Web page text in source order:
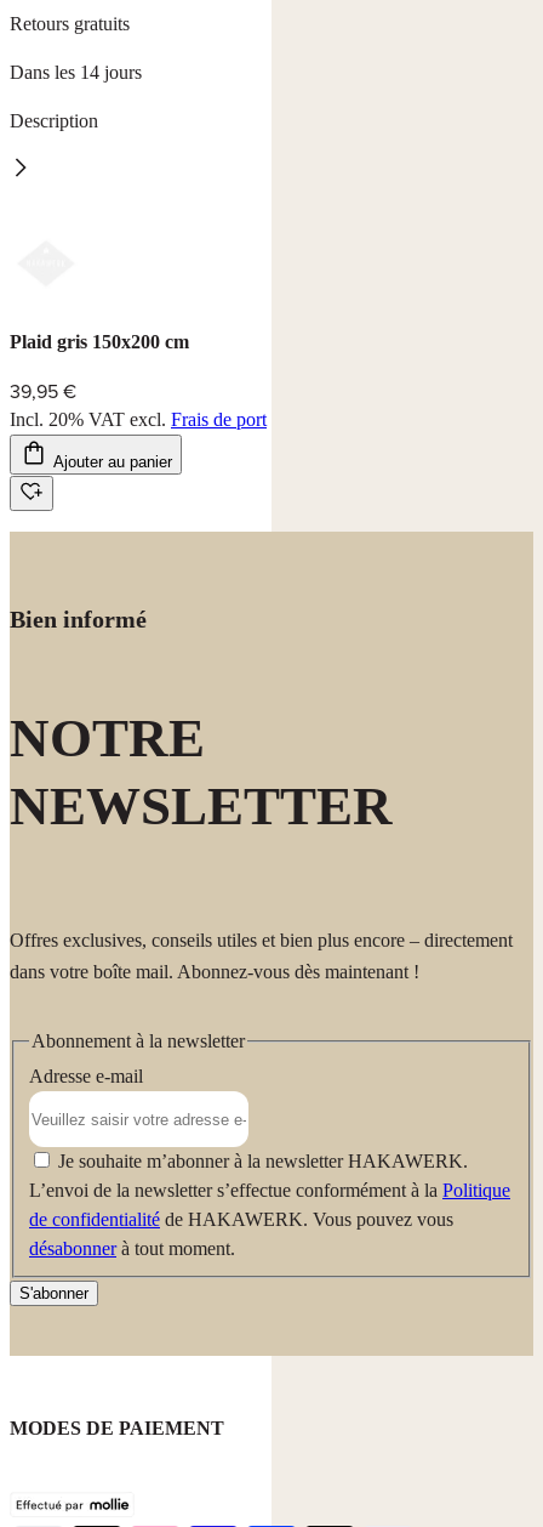
Retours gratuits
Dans les 14 jours
Description
Plaid gris 150x200 cm
39,95 €
Incl. 20% VAT excl. Frais de port
Ajouter au panier
Bien informé
NOTRE
NEWSLETTER
Offres exclusives, conseils utiles et bien plus encore – directement
dans votre boîte mail. Abonnez-vous dès maintenant !
Abonnement à la newsletter
Adresse e-mail
Je souhaite m’abonner à la newsletter HAKAWERK.
L’envoi de la newsletter s’effectue conformément à la Politique
de confidentialité de HAKAWERK. Vous pouvez vous
désabonnerà tout moment.
S'abonner
MODES DE PAIEMENT